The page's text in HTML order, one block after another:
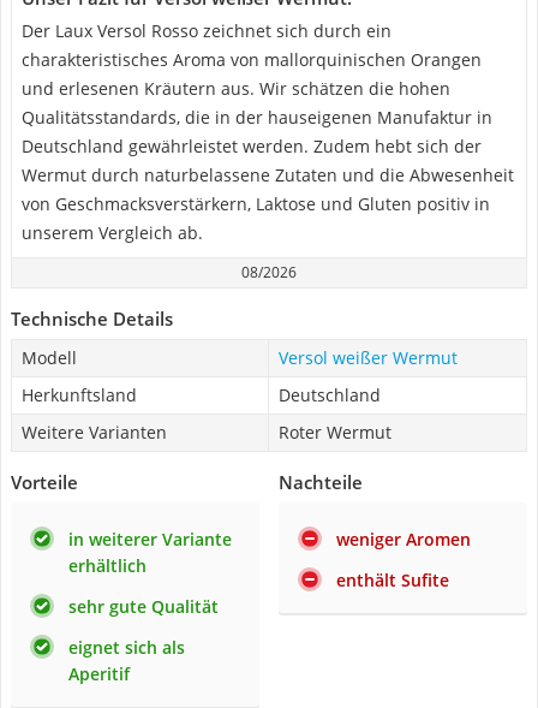
Der Laux Versol Rosso zeichnet sich durch ein
charakteristisches Aroma von mallorquinischen Orangen
und erlesenen Kräutern aus. Wir schätzen die hohen
Qualitätsstandards, die in der hauseigenen Manufaktur in
Deutschland gewährleistet werden. Zudem hebt sich der
Wermut durch naturbelassene Zutaten und die Abwesenheit
von Geschmacksverstärkern, Laktose und Gluten positiv in
unserem Vergleich ab.
08/2026
Technische Details
Modell
Versol weißer Wermut
Herkunftsland
Deutschland
Weitere Varianten
Roter Wermut
Vorteile
in weiterer Variante
erhältlich
sehr gute Qualität
eignet sich als
Aperitif
Nachteile
weniger Aromen
enthält Sufite